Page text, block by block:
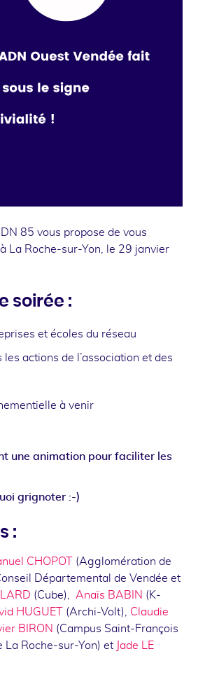
85 vous propose de vous
La Roche-sur-Yon, le 29 janvier
soirée :
et écoles du réseau
actions de l’association et des
à venir
une animation pour faciliter les
grignoter :-)
:
CHOPOT
(Agglomération de
Départemental de Vendée et
(Cube), Anaïs BABIN (K-
HUGUET (Archi-Volt), Claudie
BIRON (Campus Saint-François
La Roche-sur-Yon) et Jade LE